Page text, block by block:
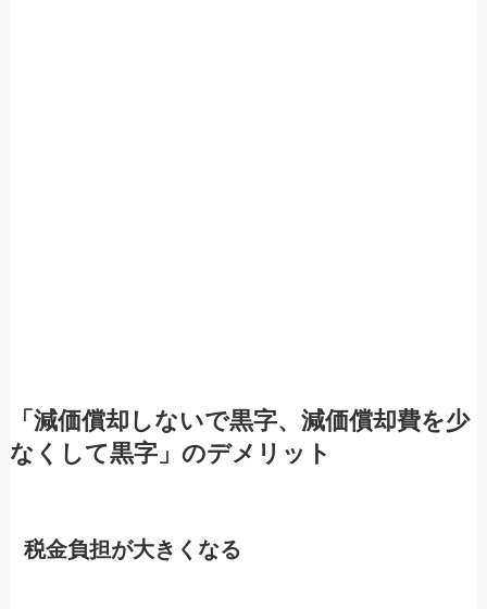
「減価償却しないで黒字、減価償却費を少
なくして黒字」のデメリット
税金負担が大きくなる